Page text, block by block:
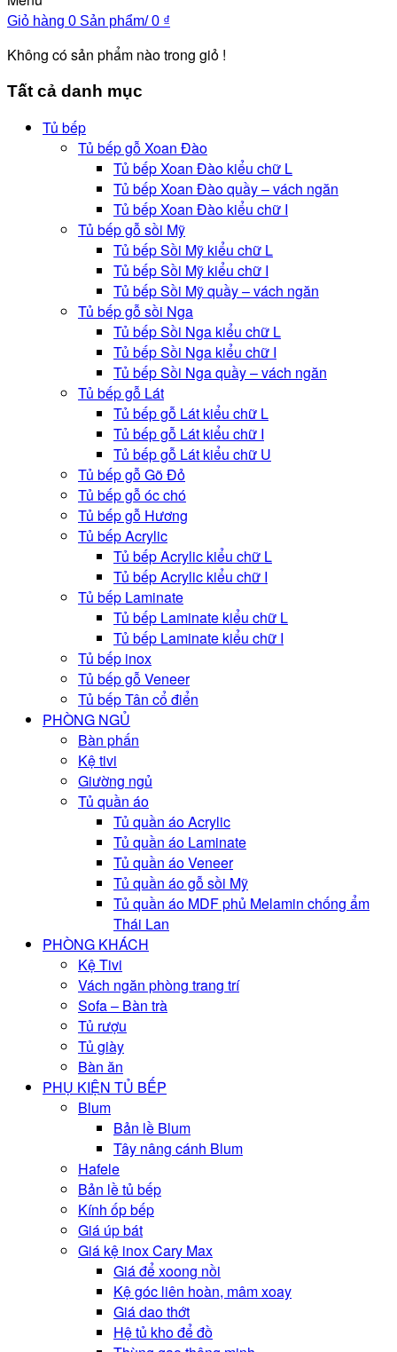
Giỏ hàng 0 Sản phẩm/0 ₫
Không có sản phẩm nào trong giỏ !
Tất cả danh mục
Tủ bếp
Tủ bếp gỗ Xoan Đào
Tủ bếp Xoan Đào kiểu chữ L
Tủ bếp Xoan Đào quầy – vách ngăn
Tủ bếp Xoan Đào kiểu chữ I
Tủ bếp gỗ sồi Mỹ
Tủ bếp Sồi Mỹ kiểu chữ L
Tủ bếp Sồi Mỹ kiểu chữ I
Tủ bếp Sồi Mỹ quầy – vách ngăn
Tủ bếp gỗ sồi Nga
Tủ bếp Sồi Nga kiểu chữ L
Tủ bếp Sồi Nga kiểu chữ I
Tủ bếp Sồi Nga quầy – vách ngăn
Tủ bếp gỗ Lát
Tủ bếp gỗ Lát kiểu chữ L
Tủ bếp gỗ Lát kiểu chữ I
Tủ bếp gỗ Lát kiểu chữ U
Tủ bếp gỗ Gõ Đỏ
Tủ bếp gỗ óc chó
Tủ bếp gỗ Hương
Tủ bếp Acrylic
Tủ bếp Acrylic kiểu chữ L
Tủ bếp Acrylic kiểu chữ I
Tủ bếp Laminate
Tủ bếp Laminate kiểu chữ L
Tủ bếp Laminate kiểu chữ I
Tủ bếp inox
Tủ bếp gỗ Veneer
Tủ bếp Tân cổ điển
PHÒNG NGỦ
Bàn phấn
Kệ tivi
Giường ngủ
Tủ quần áo
Tủ quần áo Acrylic
Tủ quần áo Laminate
Tủ quần áo Veneer
Tủ quần áo gỗ sồi Mỹ
Tủ quần áo MDF phủ Melamin chống ẩm
Thái Lan
PHÒNG KHÁCH
Kệ Tivi
Vách ngăn phòng trang trí
Sofa – Bàn trà
Tủ rượu
Tủ giày
Bàn ăn
PHỤ KIỆN TỦ BẾP
Blum
Bản lề Blum
Tây nâng cánh Blum
Hafele
Bản lề tủ bếp
Kính ốp bếp
Giá úp bát
Giá kệ inox Cary Max
Giá để xoong nồi
Kệ góc liên hoàn, mâm xoay
Giá dao thớt
Hệ tủ kho để đồ